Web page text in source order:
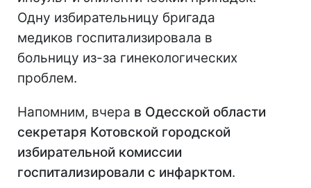
Одну избирательницу бригада
медиков госпитализировала в
больницу из-за гинекологических
проблем.
Напомним, вчера в Одесской области
секретаря Котовской городской
избирательной комиссии
госпитализировали с инфарктом.